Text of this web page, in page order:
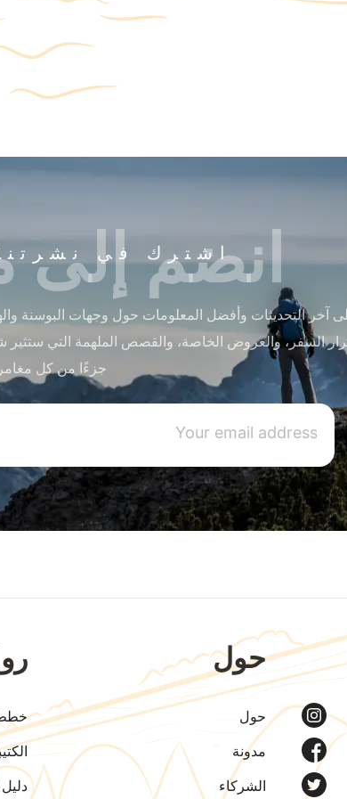
اشترك في نشرتنا
انضم إلى
آخر التحديثات وأفضل المعلومات حول وجهات البوسنة
السفر، والعروض الخاصة، والقصص الملهمة التي
جزءًا من كل
حول
حول
مدونة
الشركاء